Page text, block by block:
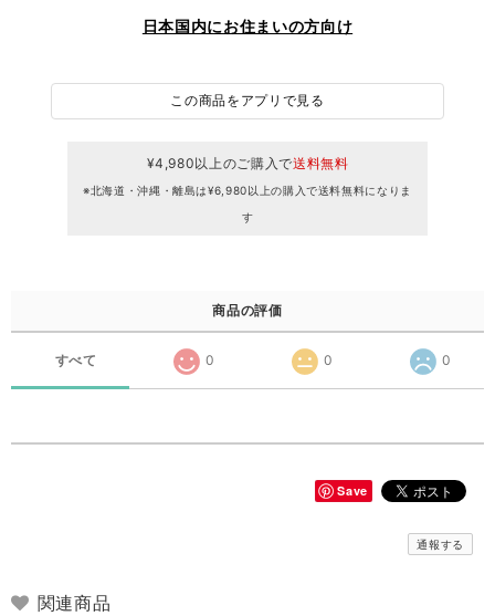
日本国内にお住まいの方向け
この商品をアプリで見る
¥4,980以上のご購入で送料無料
※北海道・沖縄・離島は¥6,980以上の購入で送料無料になりま
す
商品の評価
すべて 0 0 0
Save
通報する
関連商品